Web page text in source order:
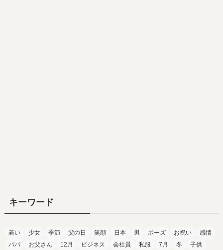
キーワード
若い 少女 季節 父の日 笑顔 日本 男 ポーズ お祝い
感情
パパ
お父さん 12月 ビジネス 会社員 私服 7月 冬
子供